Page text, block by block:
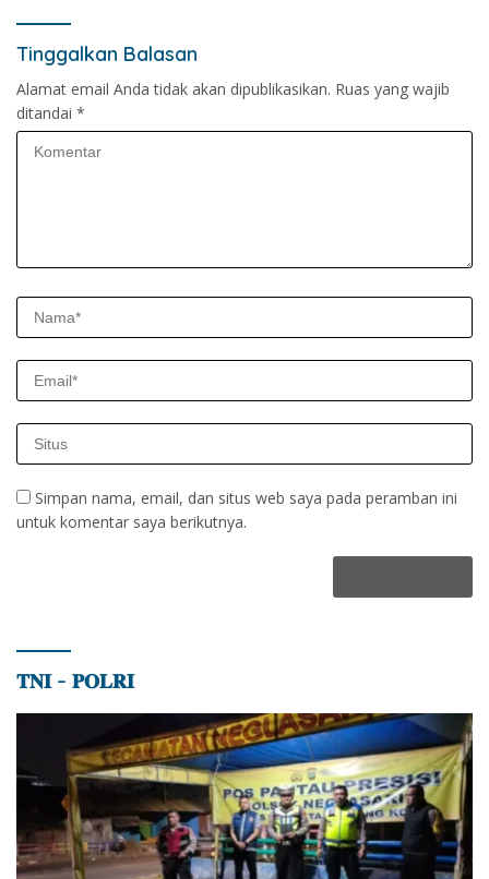
Tinggalkan Balasan
Alamat email Anda tidak akan dipublikasikan. Ruas yang wajib
ditandai *
Simpan nama, email, dan situs web saya pada peramban ini
untuk komentar saya berikutnya.
𝐓𝐍𝐈 – 𝐏𝐎𝐋𝐑𝐈